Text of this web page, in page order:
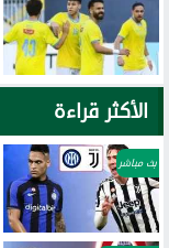
الأكثر قراءة
بث مباشر